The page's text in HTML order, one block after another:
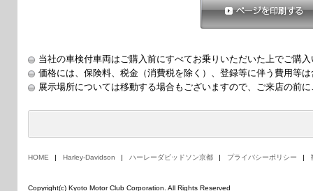
当社の車検付車両はご購入前にすべてお乗りいただいた上でご購
価格には、保険料、税金（消費税を除く）、登録等に伴う費用等
展示場所については移動する場合もございますので、ご来店の前
HOME Harley-Davidson ハーレーダビッドソン京都 プライバシーポリシー
Copyright(c) Kyoto Motor Club Corporation. All Rights Reserved